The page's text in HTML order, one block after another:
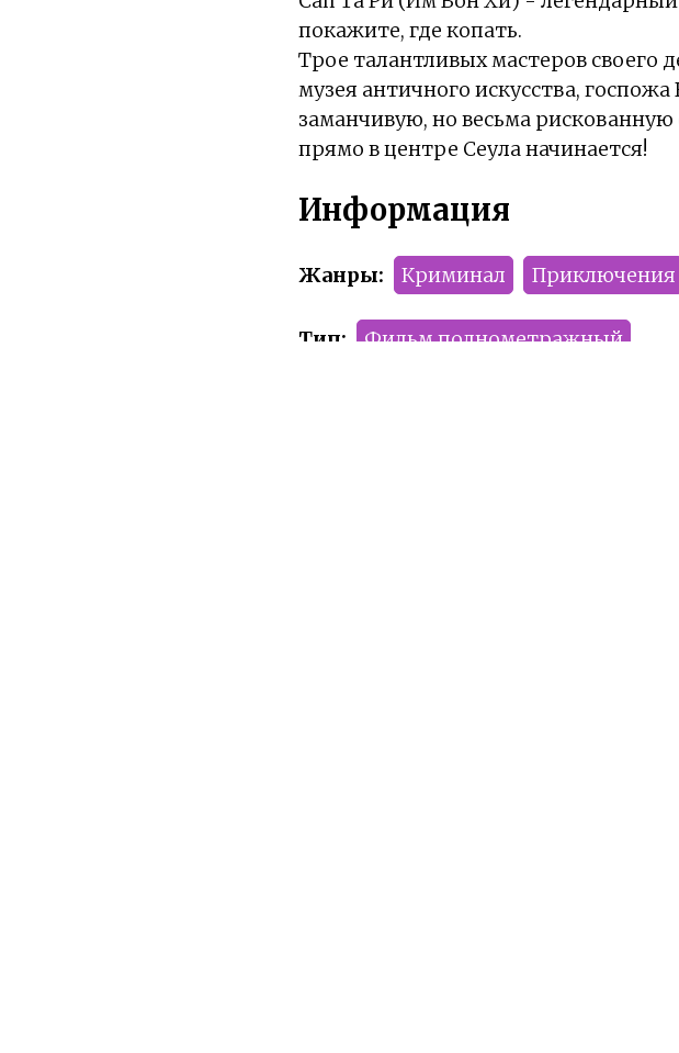
покажите, где копать.
Трое талантливых мастеров своего
музея античного искусства,
заманчивую, но весьма
прямо в центре Сеула начинается!
Информация
Жанры: Криминал Приключения
Тип: Фильм полнометражный